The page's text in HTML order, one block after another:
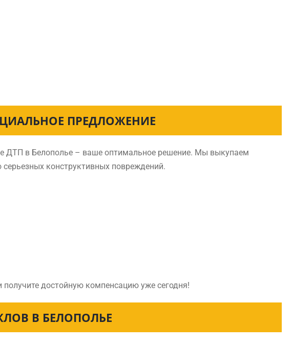
ПРЕДЛОЖЕНИЕ
ДТП в Белополье – ваше оптимальное решение. Мы выкупаем
конструктивных повреждений.
достойную компенсацию уже сегодня!
В БЕЛОПОЛЬЕ